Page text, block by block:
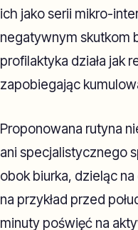
ich jako serii mikro-
negatywnym skutkom
profilaktyka działa jak
zapobiegając
Proponowana rutyna
ani specjalistycznego
obok biurka, dzieląc
na przykład przed
minuty poświęć na